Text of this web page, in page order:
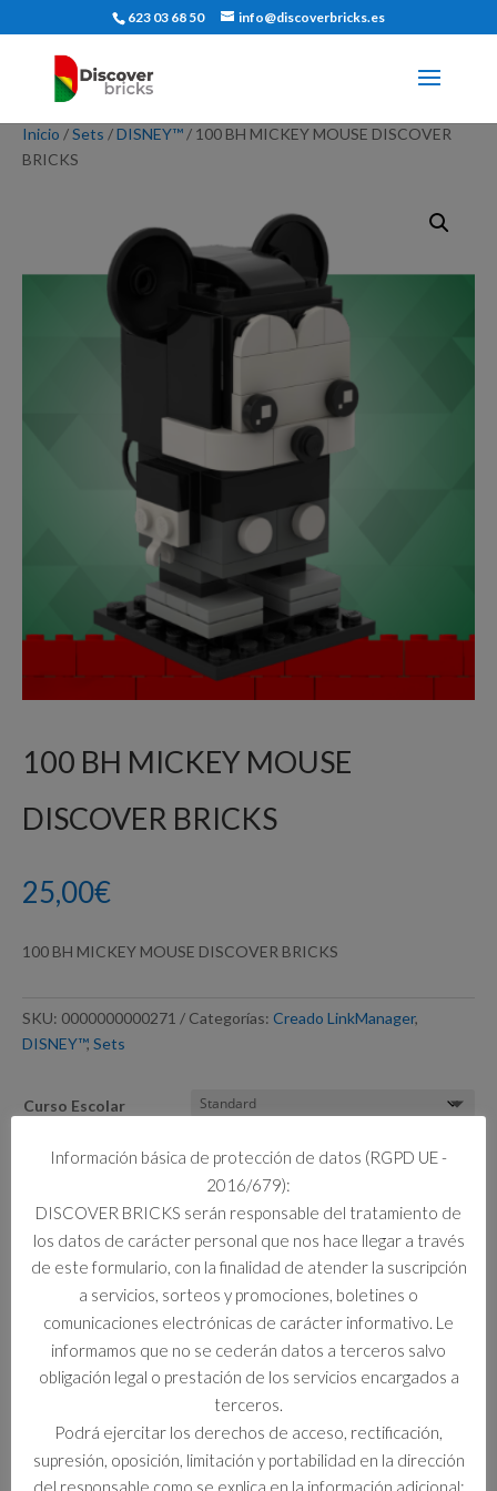
623 03 68 50 info@discoverbricks.es
Inicio /Sets /DISNEY™ / 100 BH MICKEY MOUSE DISCOVER
BRICKS
100 BH MICKEY MOUSE
DISCOVER BRICKS
25,00€
100 BH MICKEY MOUSE DISCOVER BRICKS
SKU: 0000000000271 Categorías: Creado LinkManager,
DISNEY™, Sets
Curso Escolar
100
BH
MICKEY
DISCOVER
BRICKS
cantidad
Añadir al carrito
Información adicional
Información adicional
Curso Escolar
Información básica de protección de datos (RGPD UE -
2016/679):
DISCOVER BRICKS serán responsable del tratamiento de
los datos de carácter personal que nos hace llegar a través
de este formulario, con la finalidad de atender la suscripción
a servicios, sorteos y promociones, boletines o
comunicaciones electrónicas de carácter informativo. Le
informamos que no se cederán datos a terceros salvo
obligación legal o prestación de los servicios encargados a
terceros.
Podrá ejercitar los derechos de acceso, rectificación,
supresión, oposición, limitación y portabilidad en la dirección